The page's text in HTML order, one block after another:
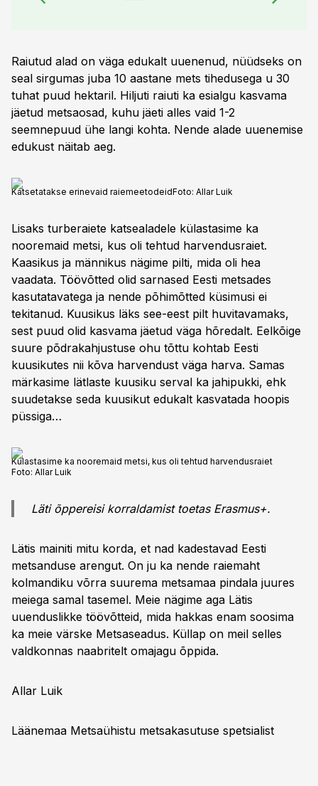
Raiutud alad on väga edukalt uuenenud, nüüdseks on
seal sirgumas juba 10 aastane mets tihedusega u 30
tuhat puud hektaril. Hiljuti raiuti ka esialgu kasvama
jäetud metsaosad, kuhu jäeti alles vaid 1-2
seemnepuud ühe langi kohta. Nende alade uuenemise
edukust näitab aeg.
Katsetatakse erinevaid raiemeetodeidFoto: Allar Luik
Lisaks turberaiete katsealadele külastasime ka
nooremaid metsi, kus oli tehtud harvendusraiet.
Kaasikus ja männikus nägime pilti, mida oli hea
vaadata. Töövõtted olid sarnased Eesti metsades
kasutatavatega ja nende põhimõtted küsimusi ei
tekitanud. Kuusikus läks see-eest pilt huvitavamaks,
sest puud olid kasvama jäetud väga hõredalt. Eelkõige
suure põdrakahjustuse ohu tõttu kohtab Eesti
kuusikutes nii kõva harvendust väga harva. Samas
märkasime lätlaste kuusiku serval ka jahipukki, ehk
suudetakse seda kuusikut edukalt kasvatada hoopis
püssiga…
Külastasime ka nooremaid metsi, kus oli tehtud harvendusraiet
Foto: Allar Luik
Läti õppereisi korraldamist toetas Erasmus+.
Lätis mainiti mitu korda, et nad kadestavad Eesti
metsanduse arengut. On ju ka nende raiemaht
kolmandiku võrra suurema metsamaa pindala juures
meiega samal tasemel. Meie nägime aga Lätis
uuenduslikke töövõtteid, mida hakkas enam soosima
ka meie värske Metsaseadus. Küllap on meil selles
valdkonnas naabritelt omajagu õppida.
Allar Luik
Läänemaa Metsaühistu metsakasutuse spetsialist